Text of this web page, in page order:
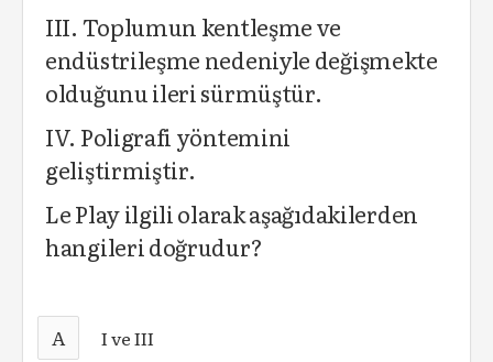
III. Toplumun kentleşme ve
endüstrileşme nedeniyle değişmekte
olduğunu ileri sürmüştür.
IV. Poligrafi yöntemini
geliştirmiştir.
Le Play ilgili olarak aşağıdakilerden
hangileri doğrudur?
A I ve III